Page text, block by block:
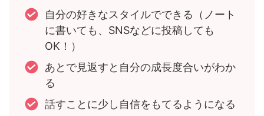
自分の好きなスタイルでできる（ノート
に書いても、SNSなどに投稿しても
OK！）
あとで見返すと自分の成長度合いがわか
る
話すことに少し自信をもてるようになる